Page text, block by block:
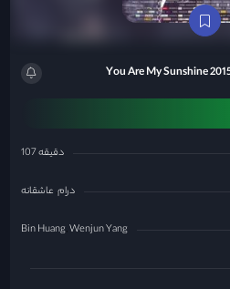
107 دقیقه
درام عاشقانه
Bin Huang Wenjun Yang